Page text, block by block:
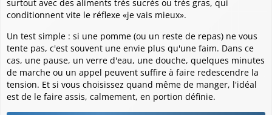
surtout avec des aliments très sucrés ou très gras, qui
conditionnent vite le réflexe «je vais mieux».
Un test simple : si une pomme (ou un reste de repas) ne vous
tente pas, c'est souvent une envie plus qu'une faim. Dans ce
cas, une pause, un verre d'eau, une douche, quelques minutes
de marche ou un appel peuvent suffire à faire redescendre la
tension. Et si vous choisissez quand même de manger, l'idéal
est de le faire assis, calmement, en portion définie.